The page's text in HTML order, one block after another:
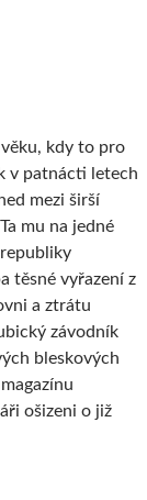
kdy to pro
v patnácti letech
mezi širší
mu na jedné
těsné vyřazení z
a ztrátu
závodník
bleskových
ošizeni o již